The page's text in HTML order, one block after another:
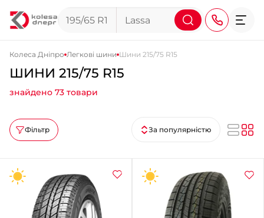
+38 (095) 276-44-44
+38 (067) 911-14-14
- на Щепкіна
+38 (098) 911-911-0
- на Тополі
Колеса Дніпро Легкові шини Шини 215/75 R15
ШИНИ 215/75 R15
знайдено 73 товари
Фільтр За популярністю